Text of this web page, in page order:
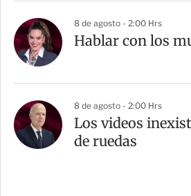
8 de agosto - 2:00 Hrs
Hablar con los
8 de agosto - 2:00 Hrs
Los videos
de ruedas